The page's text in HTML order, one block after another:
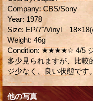
Company: CBS/Sony
Year: 1978
Size: EP/7"/Vinyl
Weight: 46g
Condition: ★★★★☆ 4/5 ジ
多少見られますが、比較
ジ少なく、良い状態です。
他の写真